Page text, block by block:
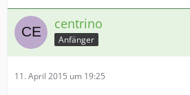
centrino
Anfänger
11. April 2015 um 19:25